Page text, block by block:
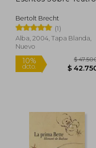
Bertolt Brecht
(1)
Alba, 2004, Tapa Blanda,
Nuevo